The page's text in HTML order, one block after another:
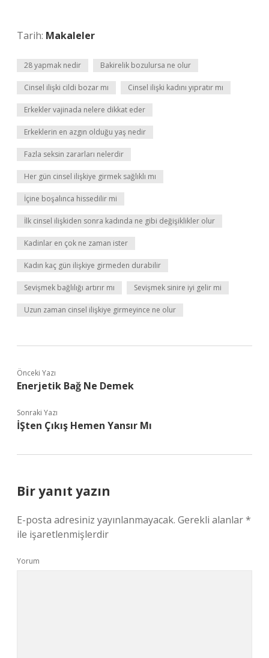
Tarih: Makaleler
28 yapmak nedir Bakirelik bozulursa ne olur
Cinsel ilişki cildi bozar mı Cinsel ilişki kadını yıpratır mı
Erkekler vajinada nelere dikkat eder
Erkeklerin en azgın olduğu yaş nedir
Fazla seksin zararları nelerdir
Her gün cinsel ilişkiye girmek sağlıklı mı
İçine boşalınca hissedilir mi
İlk cinsel ilişkiden sonra kadında ne gibi değişiklikler olur
Kadinlar en çok ne zaman ister
Kadın kaç gün ilişkiye girmeden durabilir
Sevişmek bağlılığı artırır mı Sevişmek sinire iyi gelir mi
Uzun zaman cinsel ilişkiye girmeyince ne olur
Önceki Yazı
Enerjetik Bağ Ne Demek
Sonraki Yazı
İŞten Çıkış Hemen Yansır Mı
Bir yanıt yazın
E-posta adresiniz yayınlanmayacak. Gerekli alanlar*
ile işaretlenmişlerdir
Yorum